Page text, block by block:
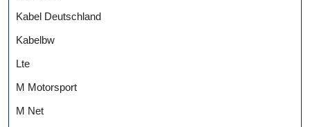
Kabel Deutschland
Kabelbw
Lte
M Motorsport
M Net